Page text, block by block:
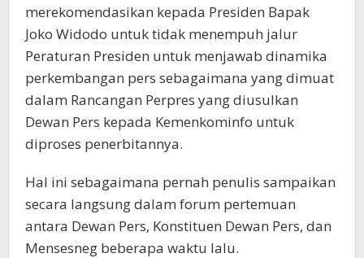
merekomendasikan kepada Presiden Bapak
Joko Widodo untuk tidak menempuh jalur
Peraturan Presiden untuk menjawab dinamika
perkembangan pers sebagaimana yang dimuat
dalam Rancangan Perpres yang diusulkan
Dewan Pers kepada Kemenkominfo untuk
diproses penerbitannya.
Hal ini sebagaimana pernah penulis sampaikan
secara langsung dalam forum pertemuan
antara Dewan Pers, Konstituen Dewan Pers, dan
Mensesneg beberapa waktu lalu.